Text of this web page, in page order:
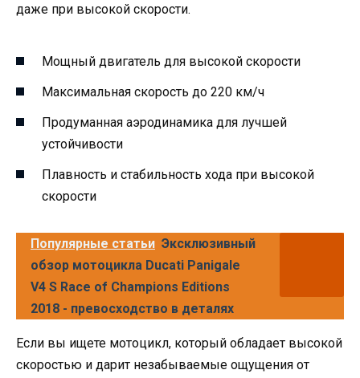
даже при высокой скорости.
Мощный двигатель для высокой скорости
Максимальная скорость до 220 км/ч
Продуманная аэродинамика для лучшей
устойчивости
Плавность и стабильность хода при высокой
скорости
Популярные статьи Эксклюзивный
обзор мотоцикла Ducati Panigale
V4 S Race of Champions Editions
2018 - превосходство в деталях
Если вы ищете мотоцикл, который обладает высокой
скоростью и дарит незабываемые ощущения от